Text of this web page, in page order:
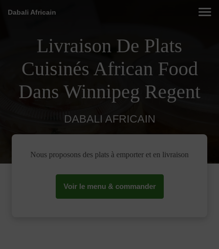
Dabali Africain
Livraison De Plats
Cuisinés African Food
Dans Winnipeg Regent
DABALI AFRICAIN
Nous proposons des plats à emporter et en livraison
Voir le menu & commander